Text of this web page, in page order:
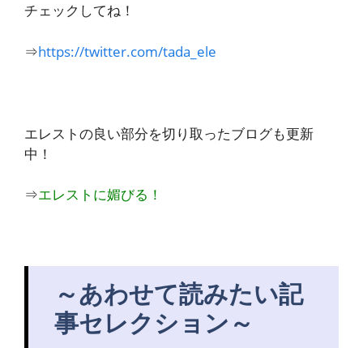
チェックしてね！
⇒https://twitter.com/tada_ele
エレストの良い部分を切り取ったブログも更新
中！
⇒エレストに媚びる！
～あわせて読みたい記
事セレクション～